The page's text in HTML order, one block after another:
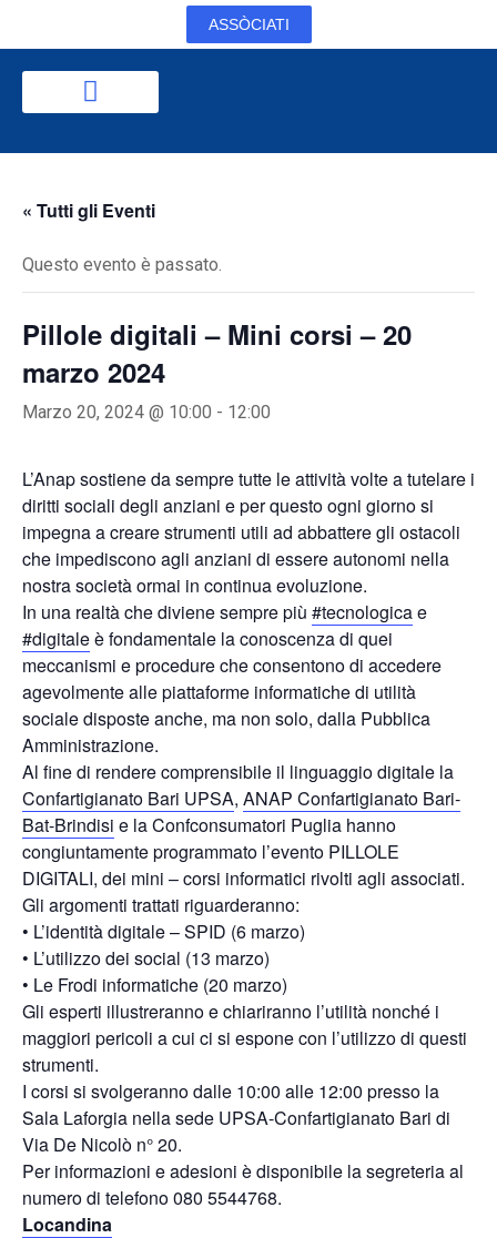
ASSÒCIATI
« Tutti gli Eventi
Questo evento è passato.
Pillole digitali – Mini corsi – 20
marzo 2024
Marzo 20, 2024 @ 10:00 - 12:00
L’Anap sostiene da sempre tutte le attività volte a tutelare i
diritti sociali degli anziani e per questo ogni giorno si
impegna a creare strumenti utili ad abbattere gli ostacoli
che impediscono agli anziani di essere autonomi nella
nostra società ormai in continua evoluzione.
In una realtà che diviene sempre più #tecnologicae
#digitaleè fondamentale la conoscenza di quei
meccanismi e procedure che consentono di accedere
agevolmente alle piattaforme informatiche di utilità
sociale disposte anche, ma non solo, dalla Pubblica
Amministrazione.
Al fine di rendere comprensibile il linguaggio digitale la
Confartigianato Bari UPSA, ANAP Confartigianato Bari-
Bat-Brindisi e la Confconsumatori Puglia hanno
congiuntamente programmato l’evento PILLOLE
DIGITALI, dei mini – corsi informatici rivolti agli associati.
Gli argomenti trattati riguarderanno:
• L’identità digitale – SPID (6 marzo)
• L’utilizzo dei social (13 marzo)
• Le Frodi informatiche (20 marzo)
Gli esperti illustreranno e chiariranno l’utilità nonché i
maggiori pericoli a cui ci si espone con l’utilizzo di questi
strumenti.
I corsi si svolgeranno dalle 10:00 alle 12:00 presso la
Sala Laforgia nella sede UPSA-Confartigianato Bari di
Via De Nicolò n° 20.
Per informazioni e adesioni è disponibile la segreteria al
numero di telefono 080 5544768.
Locandina